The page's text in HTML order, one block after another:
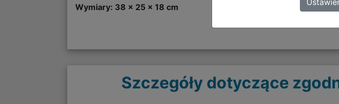
Wymiary: 38 x 25 x 18 cm
Szczegóły dotyczące